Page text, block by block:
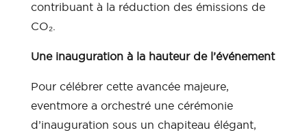
contribuant à la réduction des émissions de
CO₂.
Une inauguration à la hauteur de l’événement
Pour célébrer cette avancée majeure,
eventmore a orchestré une cérémonie
d’inauguration sous un chapiteau élégant,